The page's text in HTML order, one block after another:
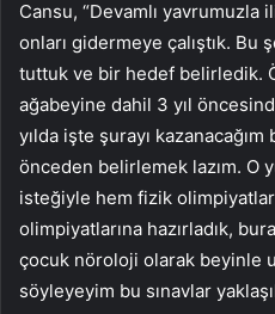
Cansu, “Devamlı
onları gidermeye çalıştık. Bu
tuttuk ve bir hedef belirledik.
ağabeyine dahil 3 yıl
yılda işte şurayı
önceden belirlemek lazım. O
isteğiyle hem fizik
olimpiyatlarına hazırladık,
çocuk nöroloji olarak beyinle
söyleyeyim bu sınavlar